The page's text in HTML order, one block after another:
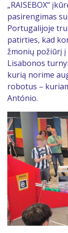
„RAISEBOX“
pasirengimas
Portugalijoje
patirties, kad
žmonių požiūrį
Lisabonos
kurią norime
robotus –
António.